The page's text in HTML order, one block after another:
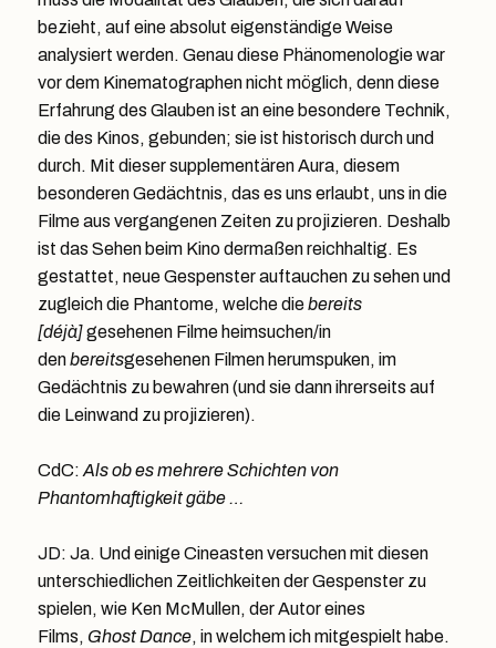
bezieht, auf eine absolut eigenständige Weise
analysiert werden. Genau diese Phänomenologie war
vor dem Kinematographen nicht möglich, denn diese
Erfahrung des Glauben ist an eine besondere Technik,
die des Kinos, gebunden; sie ist historisch durch und
durch. Mit dieser supplementären Aura, diesem
besonderen Gedächtnis, das es uns erlaubt, uns in die
Filme aus vergangenen Zeiten zu projizieren. Deshalb
ist das Sehen beim Kino dermaßen reichhaltig. Es
gestattet, neue Gespenster auftauchen zu sehen und
zugleich die Phantome, welche diebereits
[déjà]gesehenen Filme heimsuchen/in
denbereitsgesehenen Filmen herumspuken, im
Gedächtnis zu bewahren (und sie dann ihrerseits auf
die Leinwand zu projizieren).
CdC: Als ob es mehrere Schichten von
Phantomhaftigkeit gäbe …
JD: Ja. Und einige Cineasten versuchen mit diesen
unterschiedlichen Zeitlichkeiten der Gespenster zu
spielen, wie Ken McMullen, der Autor eines
Films, Ghost Dance, in welchem ich mitgespielt habe.